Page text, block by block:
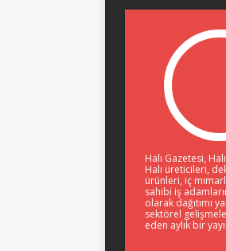
Halı Gazetesi,
Halı üreticileri,
ürünleri, iç
sahibi iş
olarak dağıtımı
sektörel
eden aylık bir